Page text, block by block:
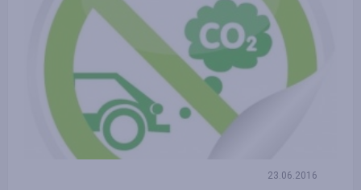
23.06.2016